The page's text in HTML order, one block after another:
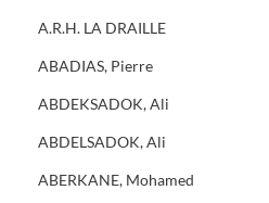
A.R.H. LA DRAILLE
ABADIAS, Pierre
ABDEKSADOK, Ali
ABDELSADOK, Ali
ABERKANE, Mohamed